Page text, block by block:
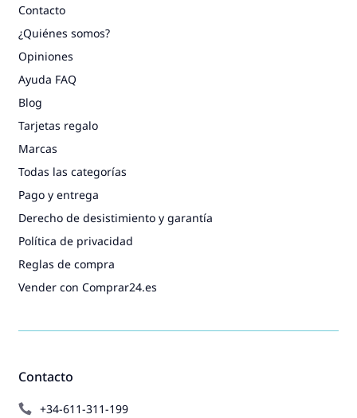
Contacto
+34-611-311-199
Contacto
¿Quiénes somos?
Opiniones
Ayuda FAQ
Blog
Tarjetas regalo
Marcas
Todas las categorías
Pago y entrega
Derecho de desistimiento y garantía
Política de privacidad
Reglas de compra
Vender con Comprar24.es